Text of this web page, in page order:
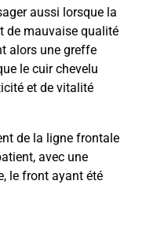
aussi lorsque la
de mauvaise qualité
alors une greffe
le cuir chevelu
et de vitalité
de la ligne frontale
avec une
le front ayant été